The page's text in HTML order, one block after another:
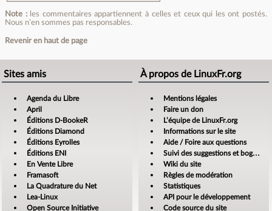
Note :les commentaires appartiennent à celles et ceux qui les ont postés.
Nous n’en sommes pas responsables.
Revenir en haut de page
Sites amis
Agenda du Libre
April
Éditions D-BookeR
Éditions Diamond
Éditions Eyrolles
Éditions ENI
En Vente Libre
Framasoft
La Quadrature du Net
Lea-Linux
Open Source Initiative
À propos de LinuxFr.org
Mentions légales
Faire un don
L’équipe de LinuxFr.org
Informations sur le site
Aide / Foire aux questions
Suivi des suggestions et bogues
Wiki du site
Règles de modération
Statistiques
API pour le développement
Code source du site